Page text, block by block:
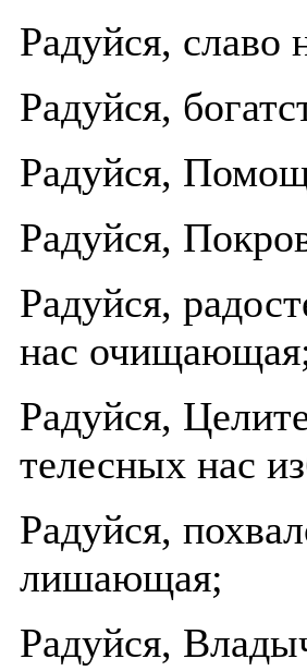
Радуйся, славо
Радуйся,
Радуйся,
Радуйся,
Радуйся,
нас
Радуйся,
телесных нас
Радуйся,
лишающая;
Радуйся,